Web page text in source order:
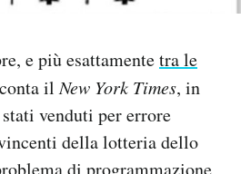
e più esattamentetra le
ilNew York Times, in
venduti per errore
della lotteria dello
di programmazione